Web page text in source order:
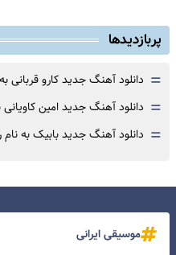
پربازدیدها
= دانلود آهنگ جدید کارو قربانی
= دانلود آهنگ جدید امین
= دانلود آهنگ جدید بابیک به نام
موسیقی ایرانی